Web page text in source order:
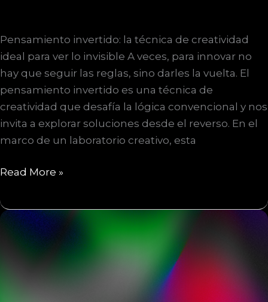
Pensamiento invertido: la técnica de creatividad
ideal para ver lo invisible A veces, para innovar no
hay que seguir las reglas, sino darles la vuelta. El
pensamiento invertido es una técnica de
creatividad que desafía la lógica convencional y nos
invita a explorar soluciones desde el reverso. En el
marco de un laboratorio creativo, esta
Pensamiento
la
técnica
Read More »